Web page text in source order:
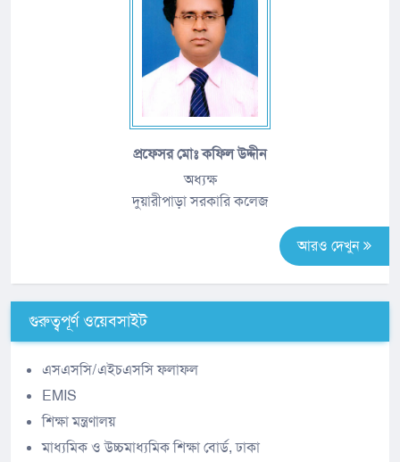
প্রফেসর মোঃ কফিল উদ্দীন
অধ্যক্ষ
দুয়ারীপাড়া সরকারি কলেজ
আরও দেখুন
গুরুত্বপূর্ণ ওয়েবসাইট
এসএসসি/এইচএসসি ফলাফল
EMIS
শিক্ষা মন্ত্রণালয়
মাধ্যমিক ও উচ্চমাধ্যমিক শিক্ষা বোর্ড, ঢাকা